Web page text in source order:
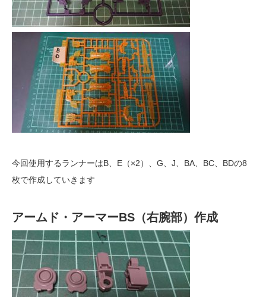
今回使用するランナーはB、E（×2）、G、J、BA、BC、BDの8
枚で作成していきます
アームド・アーマーBS（右腕部）作成